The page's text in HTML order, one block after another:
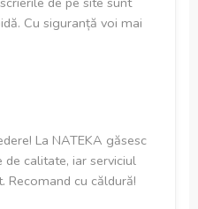
Cu siguranță voi mai
La NATEKA găsesc
calitate, iar serviciul
Recomand cu căldură!